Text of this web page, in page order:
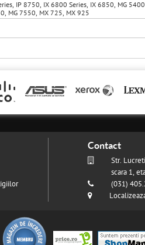
IP 8750, IX 6800 Series, IX 6850, MG
MG 7550, MX 725, MX 925
Contact
Str.
scara 1,
(031)